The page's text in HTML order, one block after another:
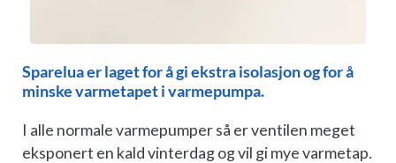
Sparelua er laget for å gi ekstra isolasjon og for å
minske varmetapet i varmepumpa.
I alle normale varmepumper så er ventilen meget
eksponert en kald vinterdag og vil gi mye varmetap.